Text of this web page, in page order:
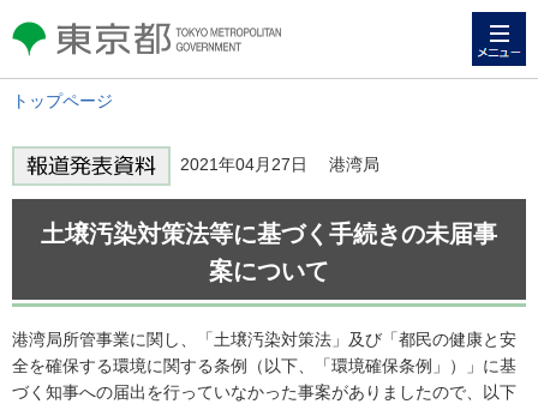
東京都 TOKYO METROPOLITAN
GOVERNMENT
トップページ
2021年04月27日 港湾局
土壌汚染対策法等に基づく手続きの未届事
案について
港湾局所管事業に関し、「土壌汚染対策法」及び「都民の健康と安
全を確保する環境に関する条例（以下、「環境確保条例」）」に基
づく知事への届出を行っていなかった事案がありましたので、以下